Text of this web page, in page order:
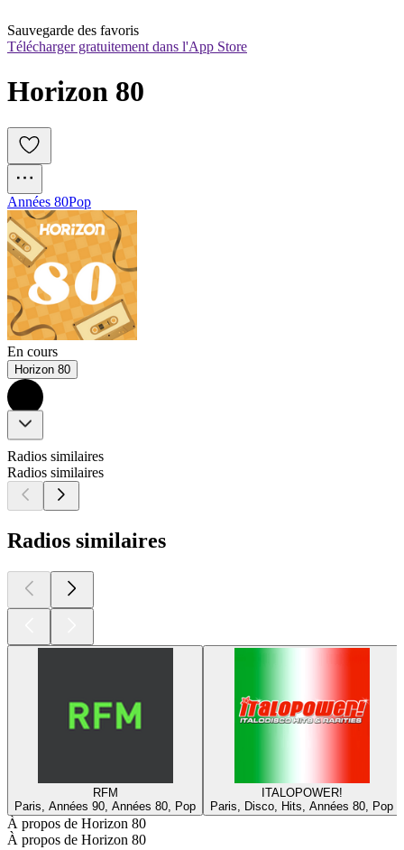
Sauvegarde des favoris
Télécharger gratuitement dans l'App Store
Horizon 80
Années 80Pop
En cours
Horizon 80
Radios similaires
Radios similaires
Radios similaires
RFM
Paris, Années 90, Années 80, Pop
ITALOPOWER!
Paris, Disco, Hits, Années 80, Pop
À propos de Horizon 80
À propos de Horizon 80